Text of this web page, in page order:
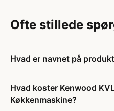
Ofte stillede
Hvad er navnet på
Hvad koster Kenwood
Køkkenmaskine?